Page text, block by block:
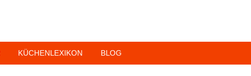
KÜCHENLEXIKON BLOG